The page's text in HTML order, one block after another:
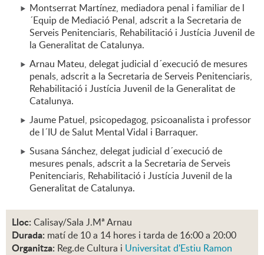
Montserrat Martínez, mediadora penal i familiar de l
´Equip de Mediació Penal, adscrit a la Secretaria de
Serveis Penitenciaris, Rehabilitació i Justícia Juvenil de
la Generalitat de Catalunya.
Arnau Mateu, delegat judicial d´execució de mesures
penals, adscrit a la Secretaria de Serveis Penitenciaris,
Rehabilitació i Justícia Juvenil de la Generalitat de
Catalunya.
Jaume Patuel, psicopedagog, psicoanalista i professor
de l´IU de Salut Mental Vidal i Barraquer.
Susana Sánchez, delegat judicial d´execució de
mesures penals, adscrit a la Secretaria de Serveis
Penitenciaris, Rehabilitació i Justícia Juvenil de la
Generalitat de Catalunya.
Lloc: Calisay/Sala J.Mª Arnau
Durada: matí de 10 a 14 hores i tarda de 16:00 a 20:00
Organitza: Reg.de Cultura i Universitat d'Estiu Ramon